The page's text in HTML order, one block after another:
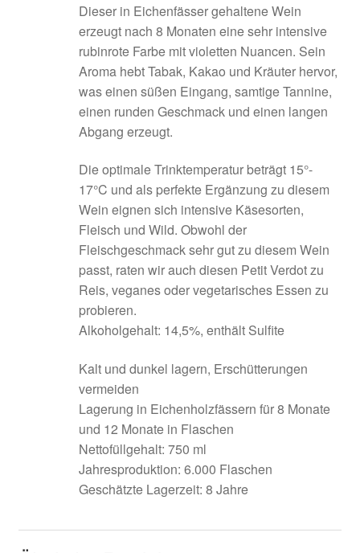
Dieser in Eichenfässer gehaltene Wein
erzeugt nach 8 Monaten eine sehr intensive
rubinrote Farbe mit violetten Nuancen. Sein
Aroma hebt Tabak, Kakao und Kräuter hervor,
was einen süßen Eingang, samtige Tannine,
einen runden Geschmack und einen langen
Abgang erzeugt.
Die optimale Trinktemperatur beträgt 15°-
17°C und als perfekte Ergänzung zu diesem
Wein eignen sich intensive Käsesorten,
Fleisch und Wild. Obwohl der
Fleischgeschmack sehr gut zu diesem Wein
passt, raten wir auch diesen Petit Verdot zu
Reis, veganes oder vegetarisches Essen zu
probieren.
Alkoholgehalt: 14,5%, enthält Sulfite
Kalt und dunkel lagern, Erschütterungen
vermeiden
Lagerung in Eichenholzfässern für 8 Monate
und 12 Monate in Flaschen
Nettofüllgehalt: 750 ml
Jahresproduktion: 6.000 Flaschen
Geschätzte Lagerzeit: 8 Jahre